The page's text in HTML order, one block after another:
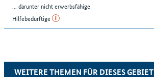
... darunter nicht erwerbsfähige
Hilfebedürftige
WEITERE THEMEN FÜR DIESES GEBIET